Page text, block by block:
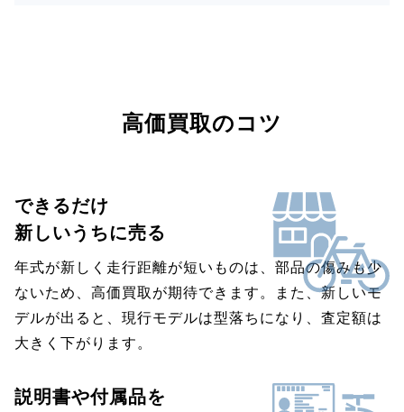
高価買取のコツ
できるだけ
新しいうちに売る
年式が新しく走行距離が短いものは、部品の傷みも少
ないため、高価買取が期待できます。また、新しいモ
デルが出ると、現行モデルは型落ちになり、査定額は
大きく下がります。
説明書や付属品を